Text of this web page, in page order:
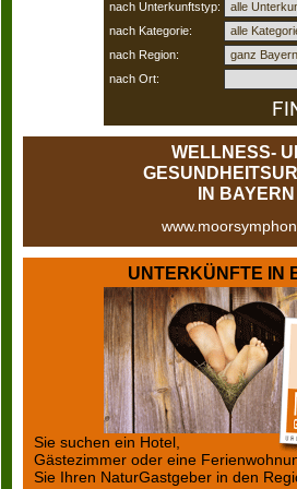
nach Unterkunftstyp:
nach Kategorie:
nach Region:
nach Ort:
WELLNESS-
IN BAYERN
UNTERKÜNFTE IN
Sie suchen ein Hotel,
Gästezimmer oder eine
Sie Ihren NaturGastgeber in den